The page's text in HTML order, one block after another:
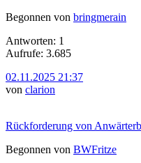
Begonnen von bringmerain
Antworten: 1
Aufrufe: 3.685
02.11.2025 21:37
von clarion
Rückforderung von
Begonnen von BWFritze